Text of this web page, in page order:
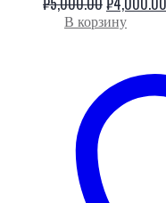
цена
В корзину